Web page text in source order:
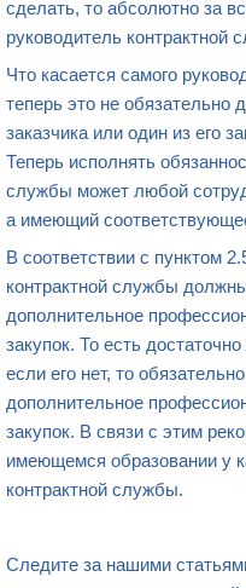
сделать, то абсолютно за
руководитель контрактной
Что касается самого
теперь это не обязательно
заказчика или один из его
Теперь исполнять
службы может любой
а имеющий
В соответствии с пунктом
контрактной службы
дополнительное
закупок. То есть
если его нет, то
дополнительное
закупок. В связи с этим
имеющемся образовании у
контрактной службы.
Следите за нашими